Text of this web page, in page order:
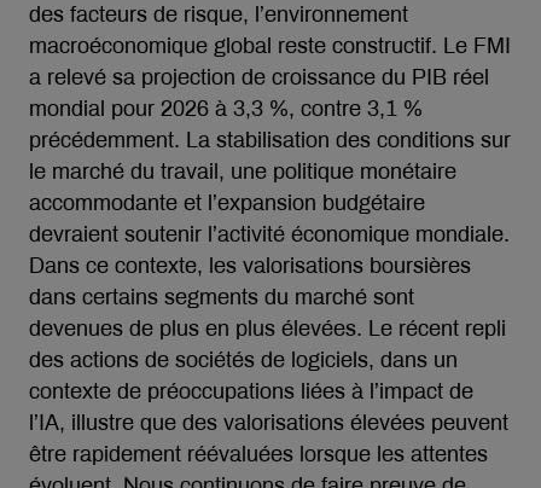
des facteurs de risque, l’environnement
macroéconomique global reste constructif. Le FMI
a relevé sa projection de croissance du PIB réel
mondial pour 2026 à 3,3 %, contre 3,1 %
précédemment. La stabilisation des conditions sur
le marché du travail, une politique monétaire
accommodante et l’expansion budgétaire
devraient soutenir l’activité économique mondiale.
Dans ce contexte, les valorisations boursières
dans certains segments du marché sont
devenues de plus en plus élevées. Le récent repli
des actions de sociétés de logiciels, dans un
contexte de préoccupations liées à l’impact de
l’IA, illustre que des valorisations élevées peuvent
être rapidement réévaluées lorsque les attentes